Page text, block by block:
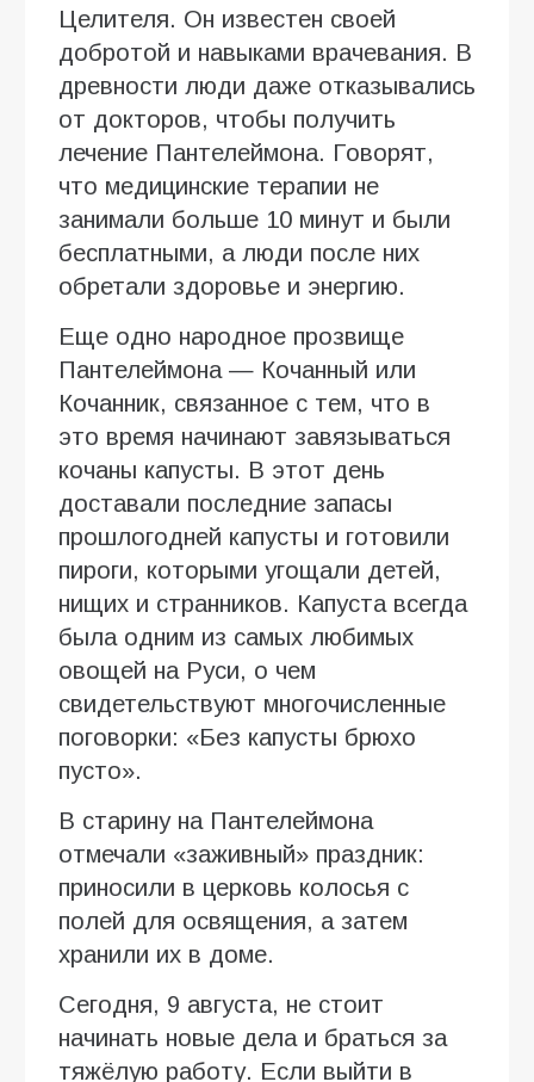
Целителя. Он известен своей
добротой и навыками врачевания. В
древности люди даже отказывались
от докторов, чтобы получить
лечение Пантелеймона. Говорят,
что медицинские терапии не
занимали больше 10 минут и были
бесплатными, а люди после них
обретали здоровье и энергию.
Еще одно народное прозвище
Пантелеймона — Кочанный или
Кочанник, связанное с тем, что в
это время начинают завязываться
кочаны капусты. В этот день
доставали последние запасы
прошлогодней капусты и готовили
пироги, которыми угощали детей,
нищих и странников. Капуста всегда
была одним из самых любимых
овощей на Руси, о чем
свидетельствуют многочисленные
поговорки: «Без капусты брюхо
пусто».
В старину на Пантелеймона
отмечали «заживный» праздник:
приносили в церковь колосья с
полей для освящения, а затем
хранили их в доме.
Сегодня, 9 августа, не стоит
начинать новые дела и браться за
тяжёлую работу. Если выйти в